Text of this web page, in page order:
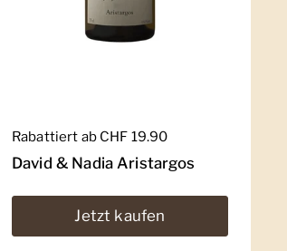
Regulärer Preis
Rabattiert ab CHF 19.90
David & Nadia Aristargos
Jetzt kaufen